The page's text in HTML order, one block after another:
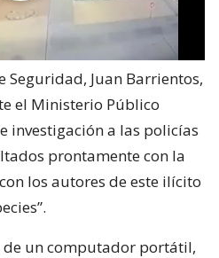
Seguridad, Juan Barrientos,
el Ministerio Público
investigación a las policías
prontamente con la
los autores de este ilícito
un computador portátil,